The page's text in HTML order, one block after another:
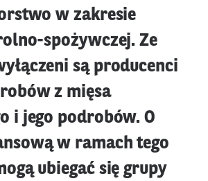
w zakresie
spożywczej. Ze
są producenci
z mięsa
i jego podrobów. O
w ramach tego
ubiegać się grupy